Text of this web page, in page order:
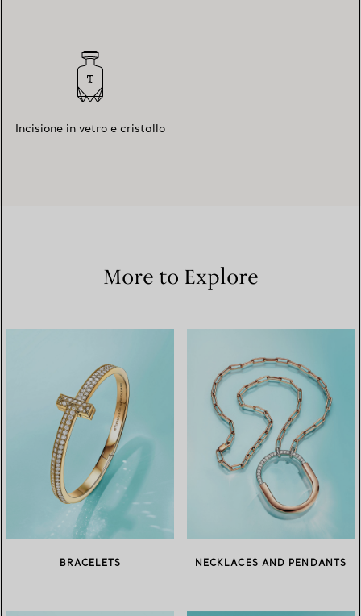
Incisione in vetro e cristallo
More to Explore
BRACELETS NECKLACES AND PENDANTS